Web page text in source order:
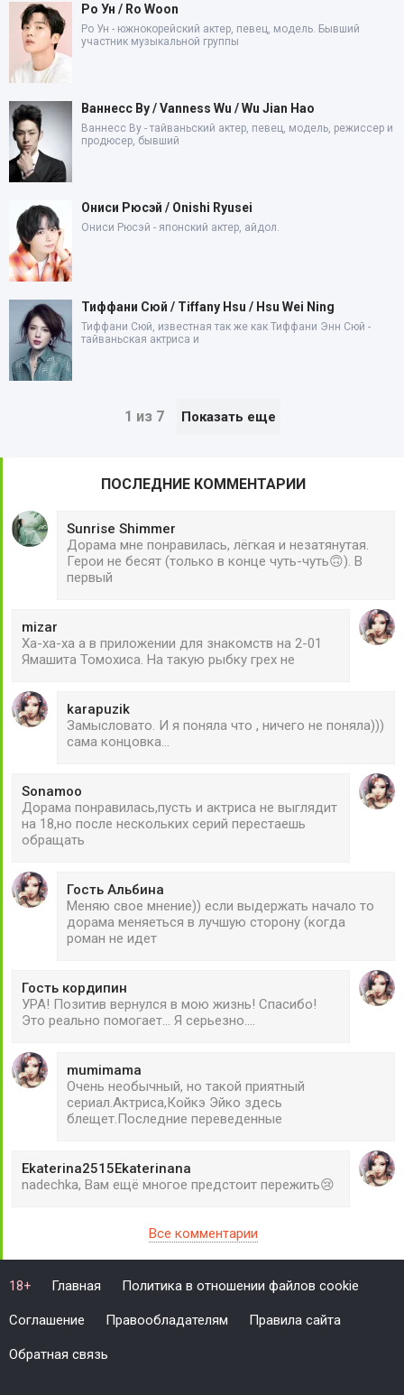
Ро Ун / Ro Woon
Ро Ун - южнокорейский актер, певец, модель. Бывший
участник музыкальной группы
Ваннесс Ву / Vanness Wu / Wu Jian Hao
Ваннесс Ву - тайваньский актер, певец, модель, режиссер и
продюсер, бывший
Ониси Рюсэй / Onishi Ryusei
Ониси Рюсэй - японский актер, айдол.
Тиффани Сюй / Tiffany Hsu / Hsu Wei Ning
Тиффани Сюй, известная так же как Тиффани Энн Сюй -
тайваньская актриса и
1 из 7 Показать еще
ПОСЛЕДНИЕ КОММЕНТАРИИ
Sunrise Shimmer
Дорама мне понравилась, лёгкая и незатянутая.
Герои не бесят (только в конце чуть-чуть🙃). В
первый
mizar
Ха-ха-ха а в приложении для знакомств на 2-01
Ямашита Томохиса. На такую рыбку грех не
karapuzik
Замысловато. И я поняла что , ничего не поняла)))
сама концовка...
Sonamoo
Дорама понравилась,пусть и актриса не выглядит
на 18,но после нескольких серий перестаешь
обращать
Гость Альбина
Меняю свое мнение)) если выдержать начало то
дорама меняеться в лучшую сторону (когда
роман не идет
Гость кордипин
УРА! Позитив вернулся в мою жизнь! Спасибо!
Это реально помогает... Я серьезно....
mumimama
Очень необычный, но такой приятный
сериал.Актриса,Койкэ Эйко здесь
блещет.Последние переведенные
Ekaterina2515Ekaterinana
nadechka, Вам ещё многое предстоит пережить😢
Все комментарии
18+ Главная Политика в отношении файлов cookie
Соглашение Правообладателям Правила сайта
Обратная связь